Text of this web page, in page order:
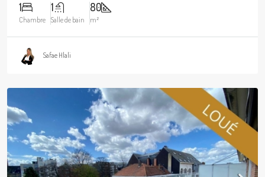
1
Chambre
1
Salle de bain
80
m²
Safae Hlali